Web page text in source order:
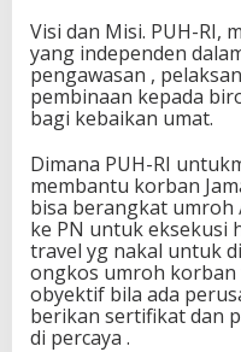
Visi dan Misi. PUH-RI,
yang independen
pengawasan ,
pembinaan kepada
bagi kebaikan umat.
Dimana PUH-RI
membantu korban
bisa berangkat umroh
ke PN untuk eksekusi
travel yg nakal untuk
ongkos umroh korban
obyektif bila ada
berikan sertifikat dan
di percaya .